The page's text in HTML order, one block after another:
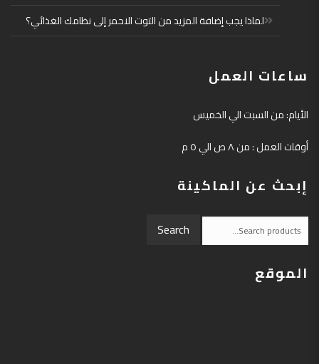
لماذا يجب إضافة المزيد من التوت الاحمر إلى نظامك الغذائي؟
ساعات العمل
الأيام: من السبت الي الخميس
أوقات العمل : من ٨ ص الي ٥ م
إبحث عن الماكينة
Search
الموقع